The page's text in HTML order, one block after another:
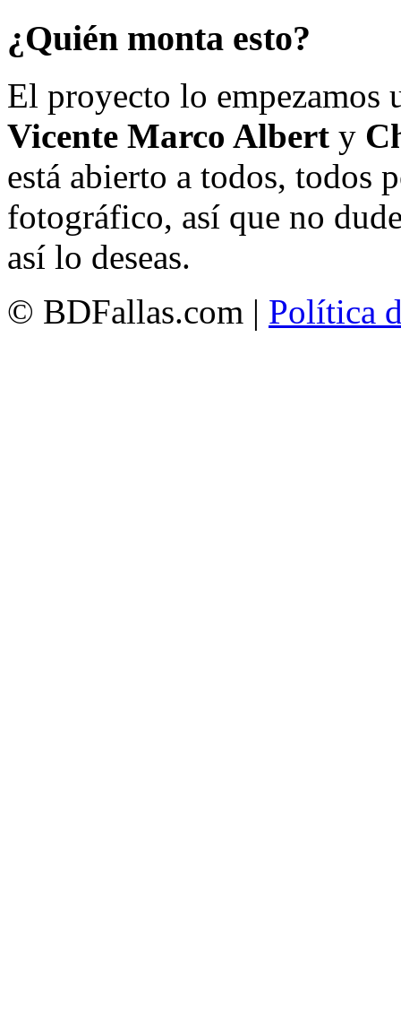
¿Quién monta esto?
El proyecto lo empezamos
Vicente Marco Albert y
está abierto a todos, todos
fotográfico, así que no
así lo deseas.
© BDFallas.com | Política